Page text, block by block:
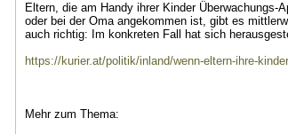
Eltern, die am Handy ihrer Kinder
oder bei der Oma angekommen ist, gibt es
auch richtig: Im konkreten Fall hat sich
https://kurier.at/politik/inland/wenn-eltern-ihre-
Mehr zum Thema: